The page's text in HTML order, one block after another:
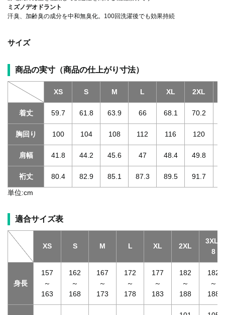
ミズノデオドラント
汗臭、加齢臭の成分を中和無臭化。100回洗濯後でも効果持続
サイズ
商品の実寸（商品の仕上がり寸法）
XS S M L XL 2XL
着丈 59.7 61.8 63.9 66 68.1 70.2
胸回り 100 104 108 112 116 120
肩幅 41.8 44.2 45.6 47 48.4 49.8
裄丈 80.4 82.9 85.1 87.3 89.5 91.7
単位:cm
適合サイズ表
XS S M L XL 2XL
3XL-
8
身長
157
～
163
162
～
168
167
～
173
172
～
178
177
～
183
182
～
188
182
～
188